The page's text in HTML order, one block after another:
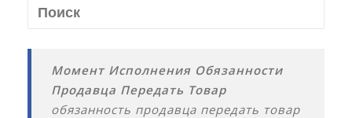
Момент Исполнения Обязанности
Продавца Передать Товар
обязанность продавца передать товар